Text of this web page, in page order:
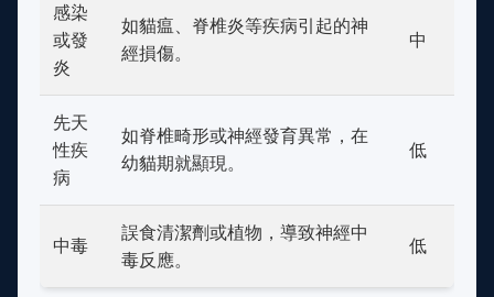
感染
或發
炎
如貓瘟、脊椎炎等疾病引起的神
經損傷。
中
先天
性疾
病
如脊椎畸形或神經發育異常，在
幼貓期就顯現。
低
中毒
誤食清潔劑或植物，導致神經中
毒反應。
低